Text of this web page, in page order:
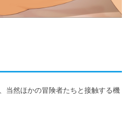
当然ほかの冒険者たちと接触する機